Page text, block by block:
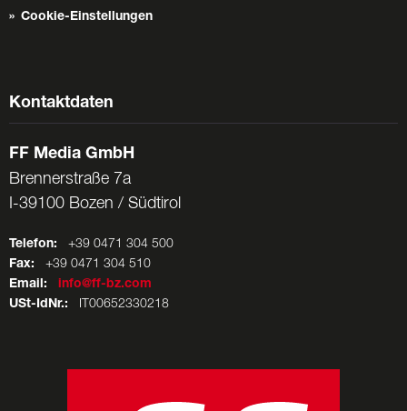
Cookie-Einstellungen
Kontaktdaten
FF Media GmbH
Brennerstraße 7a
I-39100 Bozen / Südtirol
Telefon: +39 0471 304 500
Fax: +39 0471 304 510
Email:
info@ff-bz.com
USt-IdNr.: IT00652330218